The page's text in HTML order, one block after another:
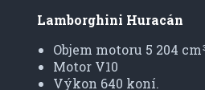
Lamborghini Huracán
Objem motoru 5 204
Motor V10
Výkon 640 koní.